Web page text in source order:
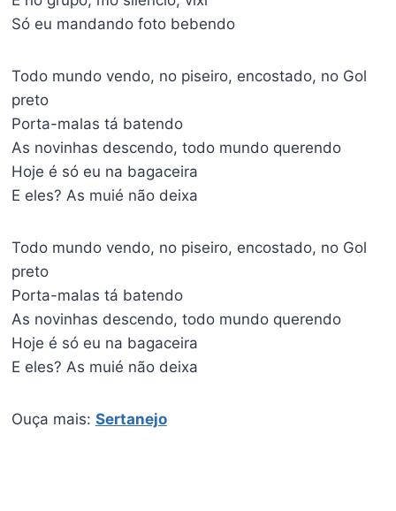
Só eu mandando foto bebendo
Todo mundo vendo, no piseiro, encostado, no Gol
preto
Porta-malas tá batendo
As novinhas descendo, todo mundo querendo
Hoje é só eu na bagaceira
E eles? As muié não deixa
Todo mundo vendo, no piseiro, encostado, no Gol
preto
Porta-malas tá batendo
As novinhas descendo, todo mundo querendo
Hoje é só eu na bagaceira
E eles? As muié não deixa
Ouça mais: Sertanejo